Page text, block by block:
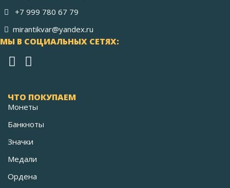
+7 999 780 67 79
mirantikvar@yandex.ru
МЫ В СОЦИАЛЬНЫХ СЕТЯХ:
ЧТО ПОКУПАЕМ
Монеты
Банкноты
Значки
Медали
Ордена